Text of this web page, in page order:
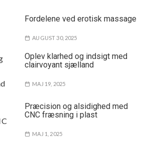
Fordelene ved erotisk massage
AUGUST 30, 2025
Oplev klarhed og indsigt med
clairvoyant sjælland
MAJ 19, 2025
Præcision og alsidighed med
CNC fræsning i plast
MAJ 1, 2025